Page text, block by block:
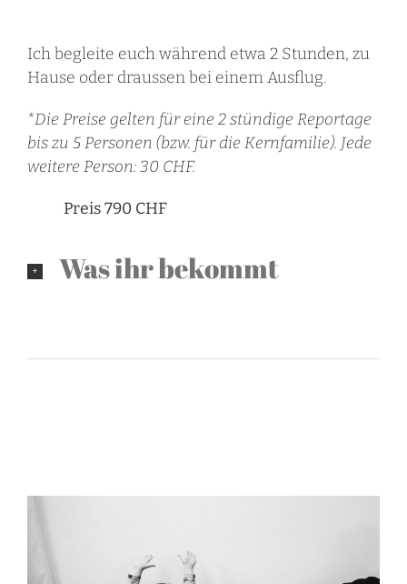
Ich begleite euch während etwa 2 Stunden, zu
Hause oder draussen bei einem Ausflug.
*Die Preise gelten für eine 2 stündige Reportage
bis zu 5 Personen (bzw. für die Kernfamilie). Jede
weitere Person: 30 CHF.
Preis 790 CHF
Was ihr bekommt